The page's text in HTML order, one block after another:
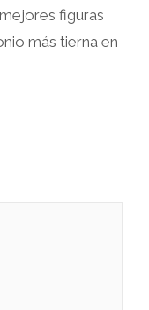
figuras
más tierna en